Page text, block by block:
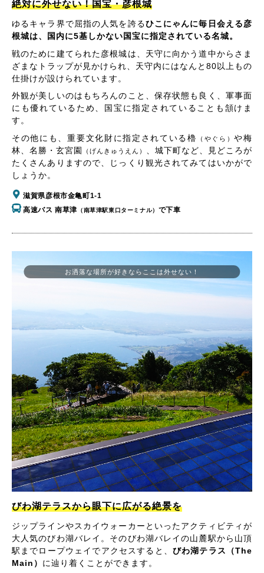
絶対に外せない！国宝・彦根城
ゆるキャラ界で屈指の人気を誇るひこにゃんに毎日会える彦
根城は、国内に5基しかない国宝に指定されている名城。
戦のために建てられた彦根城は、天守に向かう道中からさま
ざまなトラップが見かけられ、天守内にはなんと80以上もの
仕掛けが設けられています。
外観が美しいのはもちろんのこと、保存状態も良く、軍事面
にも優れているため、国宝に指定されていることも頷けま
す。
その他にも、重要文化財に指定されている櫓
（やぐら）や梅
林、名勝・玄宮園
（げんきゅうえん）
、城下町など、見どころが
たくさんありますので、じっくり観光されてみてはいかがで
しょうか。
滋賀県彦根市金亀町1-1
高速バス 南草津 （南草津駅東口ターミナル） で下車
びわ湖テラスから眼下に広がる絶景を
ジップラインやスカイウォーカーといったアクティビティが
大人気のびわ湖バレイ。そのびわ湖バレイの山麓駅から山頂
駅までロープウェイでアクセスすると、 びわ湖テラス（The
Main） に辿り着くことができます。
お洒落な場所が好きならここは外せない！